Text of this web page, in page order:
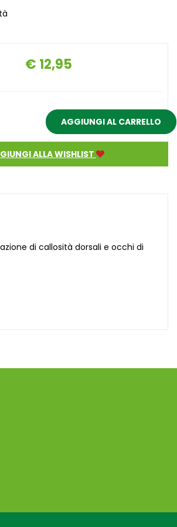
Prezzo
€ 12,95
AGGIUNGI AL CARRELLO
ALLA WISHLIST
di callosità dorsali e occhi di